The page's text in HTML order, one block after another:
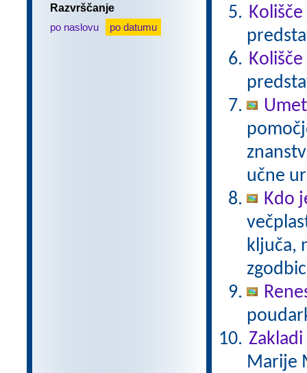
Razvrščanje
po naslovu
po datumu
učne
Kdo
ključa,
Marije